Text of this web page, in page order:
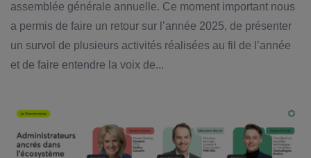
assemblée générale annuelle. Ce moment important nous
a permis de faire un retour sur l’année 2025, de présenter
un survol de plusieurs activités réalisées au fil de l’année
et de faire entendre la voix de...